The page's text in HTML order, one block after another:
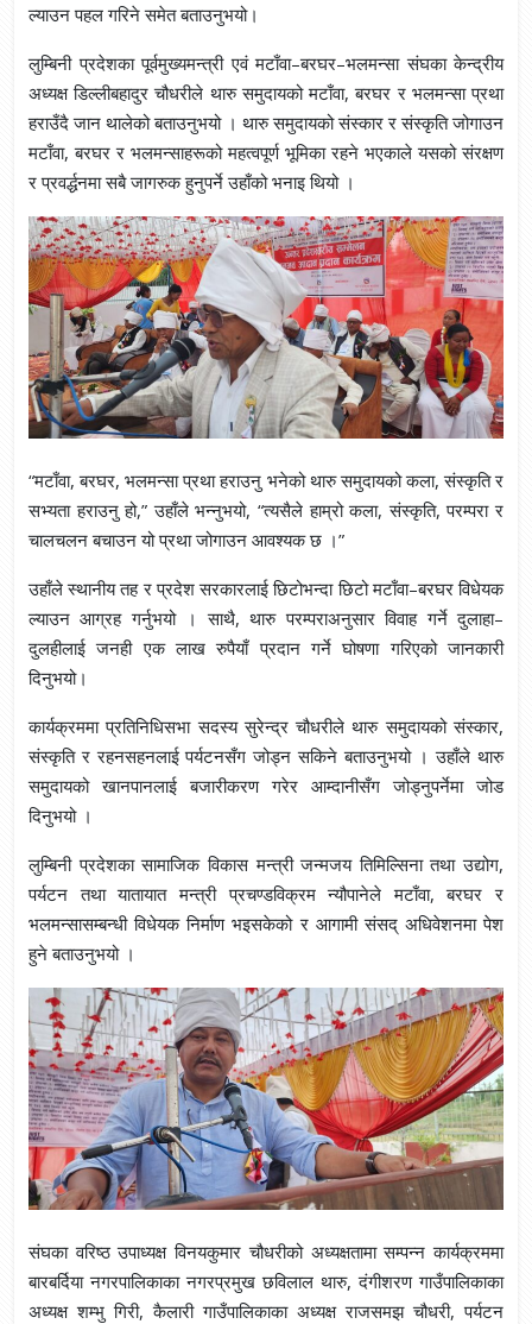
ल्याउन पहल गरिने समेत बताउनुभयो।
लुम्बिनी प्रदेशका पूर्वमुख्यमन्त्री एवं मटाँवा–बरघर–भलमन्सा संघका केन्द्रीय
अध्यक्ष डिल्लीबहादुर चौधरीले थारु समुदायको मटाँवा, बरघर र भलमन्सा प्रथा
हराउँदै जान थालेको बताउनुभयो । थारु समुदायको संस्कार र संस्कृति जोगाउन
मटाँवा, बरघर र भलमन्साहरूको महत्वपूर्ण भूमिका रहने भएकाले यसको संरक्षण
र प्रवर्द्धनमा सबै जागरुक हुनुपर्ने उहाँको भनाइ थियो ।
“मटाँवा, बरघर, भलमन्सा प्रथा हराउनु भनेको थारु समुदायको कला, संस्कृति र
सभ्यता हराउनु हो,” उहाँले भन्नुभयो, “त्यसैले हाम्रो कला, संस्कृति, परम्परा र
चालचलन बचाउन यो प्रथा जोगाउन आवश्यक छ ।”
उहाँले स्थानीय तह र प्रदेश सरकारलाई छिटोभन्दा छिटो मटाँवा–बरघर विधेयक
ल्याउन आग्रह गर्नुभयो । साथै, थारु परम्पराअनुसार विवाह गर्ने दुलाहा–
दुलहीलाई जनही एक लाख रुपैयाँ प्रदान गर्ने घोषणा गरिएको जानकारी
दिनुभयो।
कार्यक्रममा प्रतिनिधिसभा सदस्य सुरेन्द्र चौधरीले थारु समुदायको संस्कार,
संस्कृति र रहनसहनलाई पर्यटनसँग जोड्न सकिने बताउनुभयो । उहाँले थारु
समुदायको खानपानलाई बजारीकरण गरेर आम्दानीसँग जोड्नुपर्नेमा जोड
दिनुभयो ।
लुम्बिनी प्रदेशका सामाजिक विकास मन्त्री जन्मजय तिमिल्सिना तथा उद्योग,
पर्यटन तथा यातायात मन्त्री प्रचण्डविक्रम न्यौपानेले मटाँवा, बरघर र
भलमन्सासम्बन्धी विधेयक निर्माण भइसकेको र आगामी संसद् अधिवेशनमा पेश
हुने बताउनुभयो ।
संघका वरिष्ठ उपाध्यक्ष विनयकुमार चौधरीको अध्यक्षतामा सम्पन्न कार्यक्रममा
बारबर्दिया नगरपालिकाका नगरप्रमुख छविलाल थारु, दंगीशरण गाउँपालिकाका
अध्यक्ष शम्भु गिरी, कैलारी गाउँपालिकाका अध्यक्ष राजसमझ चौधरी, पर्यटन